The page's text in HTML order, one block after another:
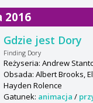
2016
Gdzie jest Dory
Finding Dory
Reżyseria: Andrew
Obsada: Albert Brooks,
Hayden Rolence
Gatunek: animacja /